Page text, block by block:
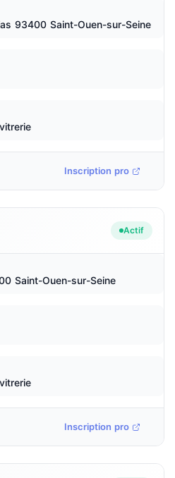
93400 Saint-Ouen-sur-Seine
Inscription pro
Actif
Saint-Ouen-sur-Seine
Inscription pro